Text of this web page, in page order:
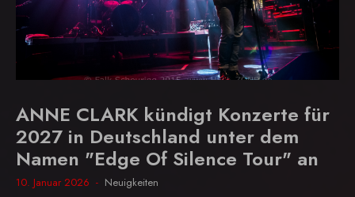
ANNE CLARK kündigt Konzerte für
2027 in Deutschland unter dem
Namen "Edge Of Silence Tour" an
10. Januar 2026 Neuigkeiten